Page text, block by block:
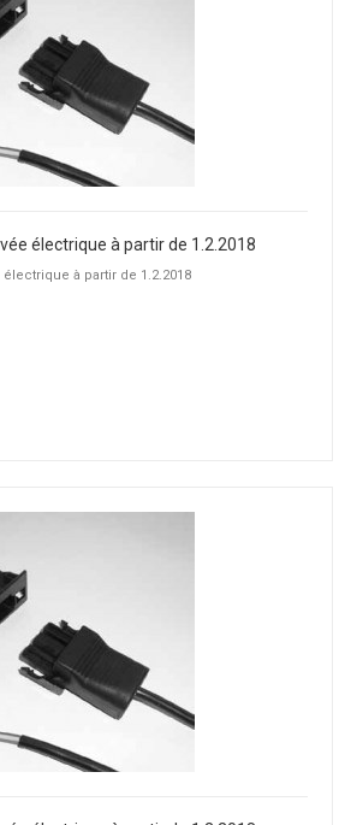
électrique à partir de 1.2.2018
à partir de 1.2.2018